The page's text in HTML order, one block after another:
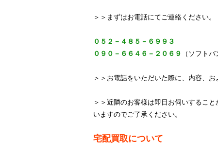
＞＞まずはお電話にてご連絡ください
０５２－４８５－６９９３
０９０－６６４６－２０６９
（ソフト
＞＞お電話をいただいた際に、内容、
＞＞近隣のお客様は即日お伺いするこ
いますのでご了承ください。
宅配買取について